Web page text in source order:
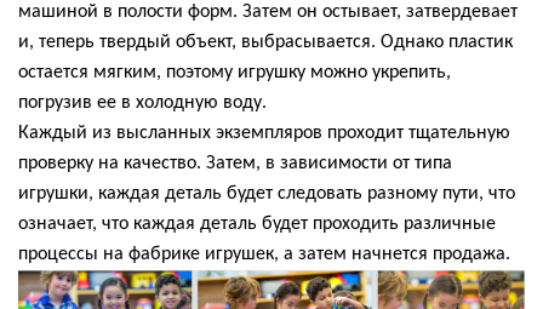
машиной в полости форм. Затем он остывает, затвердевает
и, теперь твердый объект, выбрасывается. Однако пластик
остается мягким, поэтому игрушку можно укрепить,
погрузив ее в холодную воду.
Каждый из высланных экземпляров проходит тщательную
проверку на качество. Затем, в зависимости от типа
игрушки, каждая деталь будет следовать разному пути, что
означает, что каждая деталь будет проходить различные
процессы на фабрике игрушек, а затем начнется продажа.